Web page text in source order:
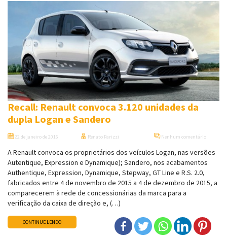
Recall: Renault convoca 3.120 unidades da
dupla Logan e Sandero
22 de janeiro de 2016 Renato Parizzi Nenhum comentário
A Renault convoca os proprietários dos veículos Logan, nas versões
Autentique, Expression e Dynamique); Sandero, nos acabamentos
Authentique, Expression, Dynamique, Stepway, GT Line e R.S. 2.0,
fabricados entre 4 de novembro de 2015 a 4 de dezembro de 2015, a
comparecerem à rede de concessionárias da marca para a
verificação da caixa de direção e, (…)
CONTINUE LENDO